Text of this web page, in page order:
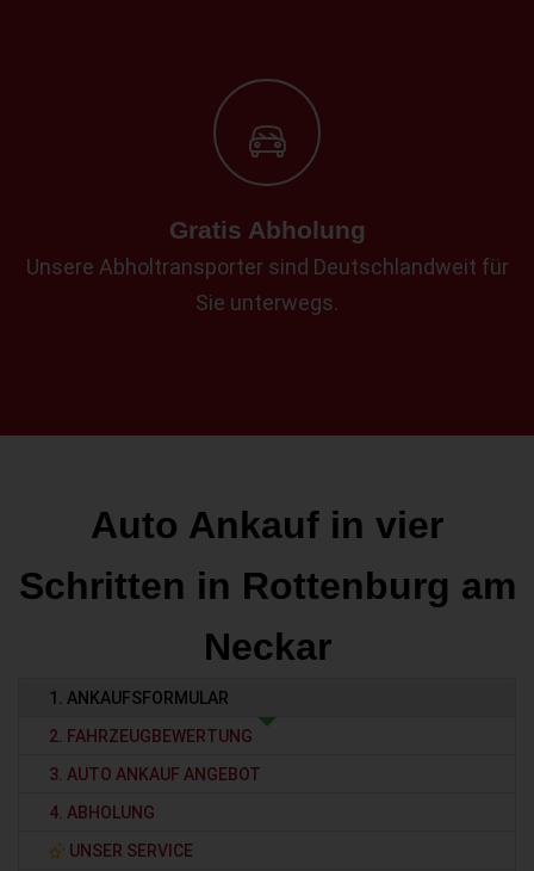
Gratis Abholung
Unsere Abholtransporter sind Deutschlandweit für
Sie unterwegs.
Auto Ankauf in vier
Schritten in Rottenburg am
Neckar
1. ANKAUFSFORMULAR
2. FAHRZEUGBEWERTUNG
3. AUTO ANKAUF ANGEBOT
4. ABHOLUNG
UNSER SERVICE